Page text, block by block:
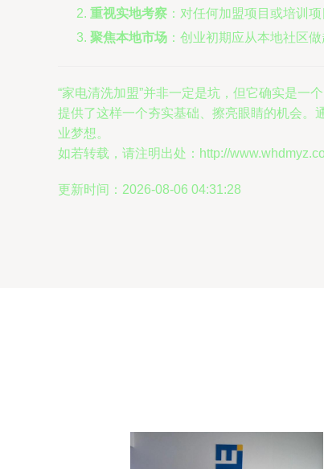
重视实地考察 ：对任何加盟项目或培训
聚焦本地市场 ：创业初期应从本地社区
“家电清洗加盟”并非一定是坑，但它确实是一
提供了这样一个夯实基础、擦亮眼睛的机会。
业梦想。
如若转载，请注明出处：http://
更新时间：2026-08-06 04:31:28